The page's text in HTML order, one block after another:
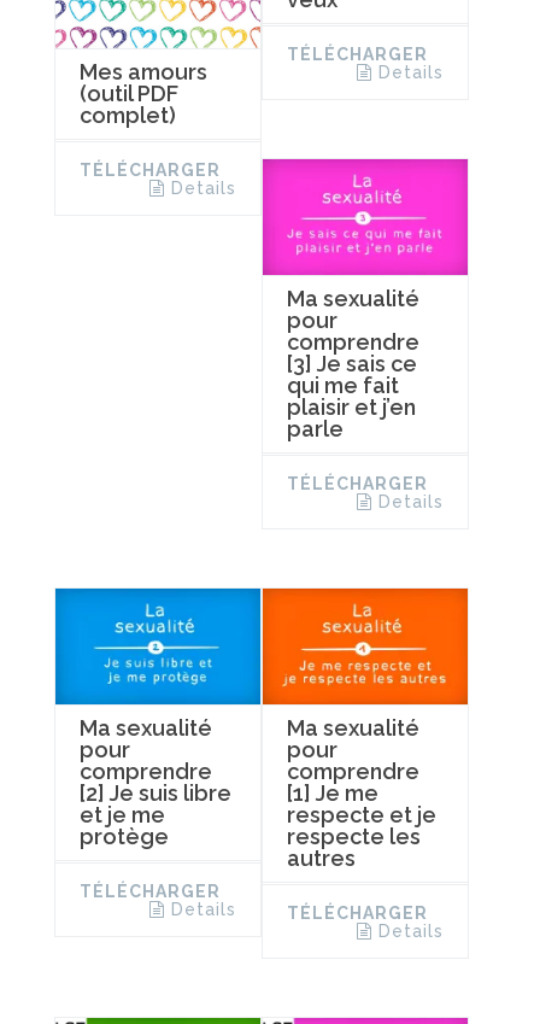
Mes amours
(outil PDF
complet)
TÉLÉCHARGER
Details
TÉLÉCHARGER
Details
Ma sexualité
pour
comprendre
[3] Je sais ce
qui me fait
plaisir et j’en
parle
TÉLÉCHARGER
Details
Ma sexualité
pour
comprendre
[2] Je suis libre
et je me
protège
TÉLÉCHARGER
Details
Ma sexualité
pour
comprendre
[1] Je me
respecte et je
respecte les
autres
TÉLÉCHARGER
Details